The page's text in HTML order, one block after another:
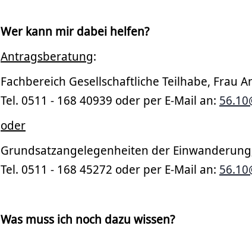
Wer kann mir dabei helfen?
Antragsberatung:
Fachbereich Gesellschaftliche Teilhabe, Frau
Tel. 0511 - 168 40939 oder per E-Mail an:
oder
Grundsatzangelegenheiten der
Tel. 0511 - 168 45272 oder per E-Mail an:
Was muss ich noch dazu wissen?